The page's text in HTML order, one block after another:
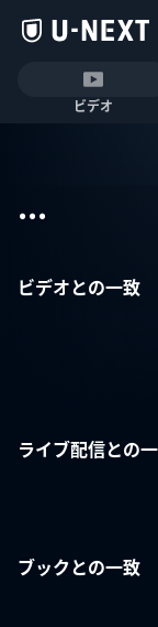
ビデオ
...
ビデオとの一致
ライブ配信との
ブックとの一致